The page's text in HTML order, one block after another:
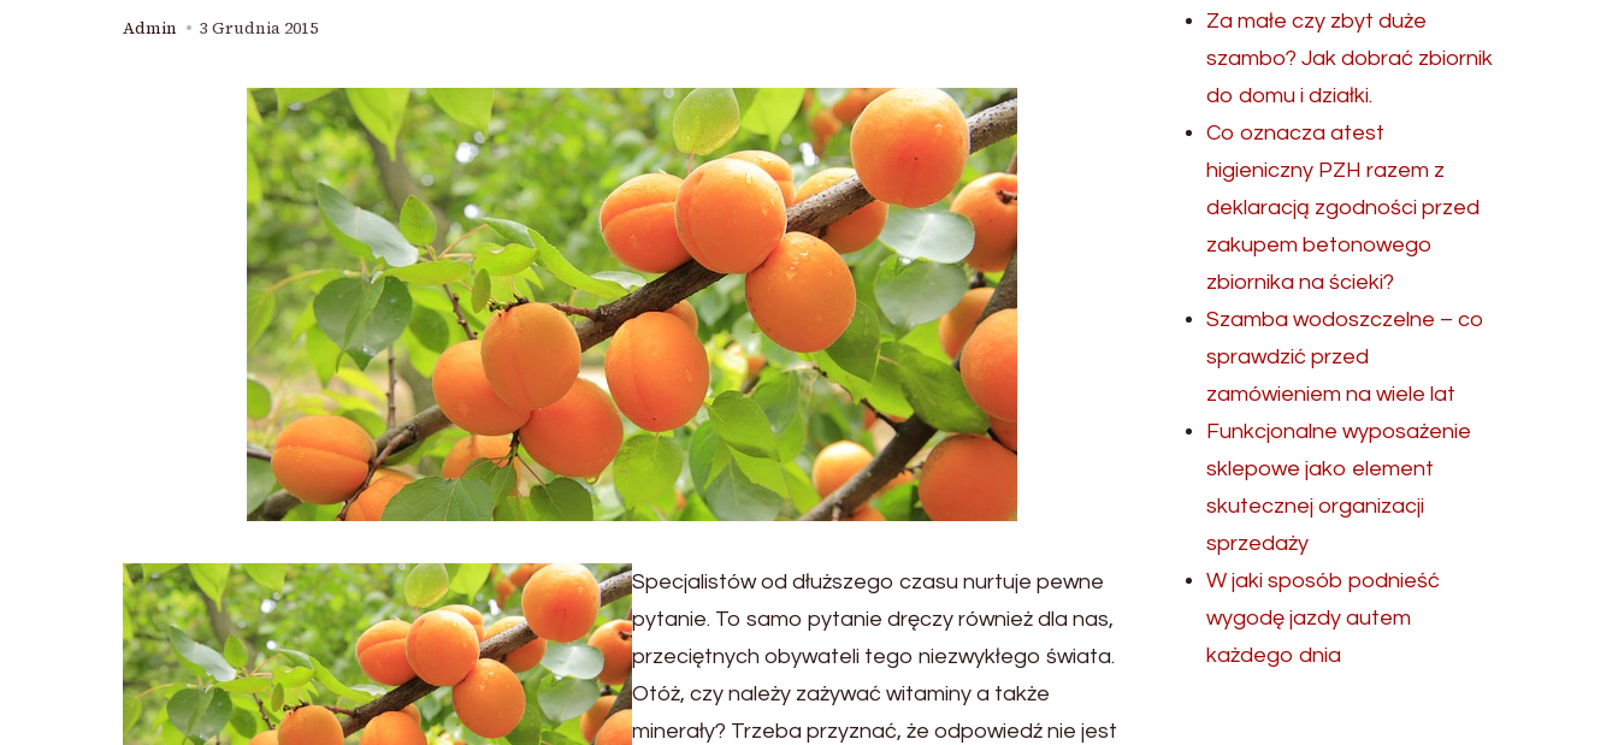
Admin 3 Grudnia 2015
Specjalistów od dłuższego czasu nurtuje pewne
pytanie. To samo pytanie dręczy również dla nas,
przeciętnych obywateli tego niezwykłego świata.
Otóż, czy należy zażywać witaminy a także
minerały? Trzeba przyznać, że odpowiedź nie jest
Za małe czy zbyt duże
szambo? Jak dobrać zbiornik
do domu i działki.
Co oznacza atest
higieniczny PZH razem z
deklaracją zgodności przed
zakupem betonowego
zbiornika na ścieki?
Szamba wodoszczelne – co
sprawdzić przed
zamówieniem na wiele lat
Funkcjonalne wyposażenie
sklepowe jako element
skutecznej organizacji
sprzedaży
W jaki sposób podnieść
wygodę jazdy autem
każdego dnia